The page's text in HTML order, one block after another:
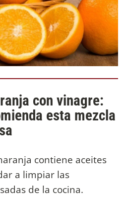
con vinagre:
esta mezcla
contiene aceites
a limpiar las
de la cocina.